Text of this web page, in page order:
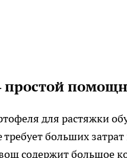
для растяжки
требует больших
содержит большое